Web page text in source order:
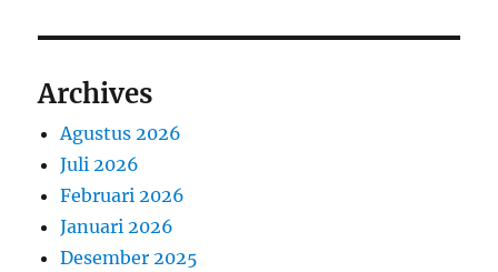
Archives
Agustus 2026
Juli 2026
Februari 2026
Januari 2026
Desember 2025